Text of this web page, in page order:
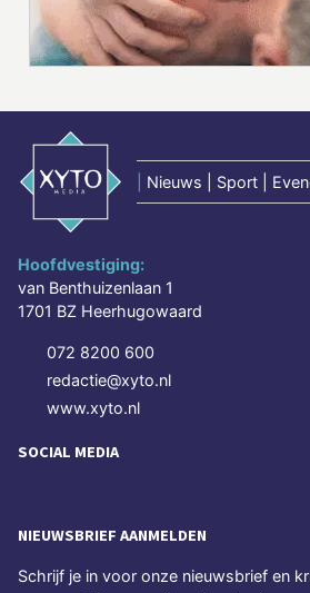
Nieuws | Sport |
Hoofdvestiging:
van Benthuizenlaan 1
1701 BZ Heerhugowaard
072 8200 600
redactie@xyto.nl
www.xyto.nl
SOCIAL MEDIA
NIEUWSBRIEF AANMELDEN
Schrijf je in voor onze nieuwsbrief en